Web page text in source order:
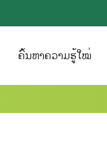
ຄົ້ນຫາຄວາມຮູ້ໃໝ່